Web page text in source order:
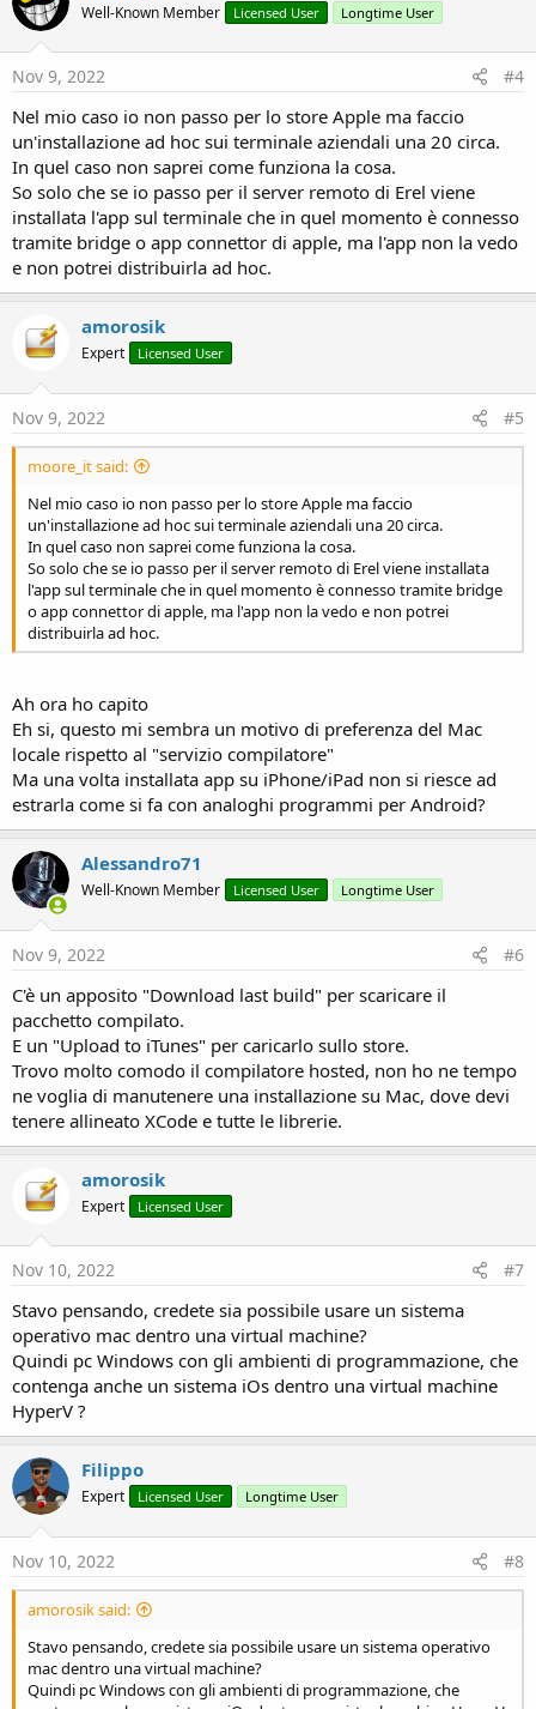
Well-Known Member Licensed User Longtime User
Nov 9, 2022 #4
Nel mio caso io non passo per lo store Apple ma faccio
un'installazione ad hoc sui terminale aziendali una 20 circa.
In quel caso non saprei come funziona la cosa.
So solo che se io passo per il server remoto di Erel viene
installata l'app sul terminale che in quel momento è connesso
tramite bridge o app connettor di apple, ma l'app non la vedo
e non potrei distribuirla ad hoc.
amorosik
Expert Licensed User
Nov 9, 2022 #5
moore_it said:
Nel mio caso io non passo per lo store Apple ma faccio
un'installazione ad hoc sui terminale aziendali una 20 circa.
In quel caso non saprei come funziona la cosa.
So solo che se io passo per il server remoto di Erel viene installata
l'app sul terminale che in quel momento è connesso tramite bridge
o app connettor di apple, ma l'app non la vedo e non potrei
distribuirla ad hoc.
Ah ora ho capito
Eh si, questo mi sembra un motivo di preferenza del Mac
locale rispetto al "servizio compilatore"
Ma una volta installata app su iPhone/iPad non si riesce ad
estrarla come si fa con analoghi programmi per Android?
Alessandro71
Well-Known Member Licensed User Longtime User
Nov 9, 2022 #6
C'è un apposito "Download last build" per scaricare il
pacchetto compilato.
E un "Upload to iTunes" per caricarlo sullo store.
Trovo molto comodo il compilatore hosted, non ho ne tempo
ne voglia di manutenere una installazione su Mac, dove devi
tenere allineato XCode e tutte le librerie.
amorosik
Expert Licensed User
Nov 10, 2022 #7
Stavo pensando, credete sia possibile usare un sistema
operativo mac dentro una virtual machine?
Quindi pc Windows con gli ambienti di programmazione, che
contenga anche un sistema iOs dentro una virtual machine
HyperV ?
Filippo
Expert Licensed User Longtime User
Nov 10, 2022 #8
amorosik said:
Stavo pensando, credete sia possibile usare un sistema operativo
mac dentro una virtual machine?
Quindi pc Windows con gli ambienti di programmazione, che